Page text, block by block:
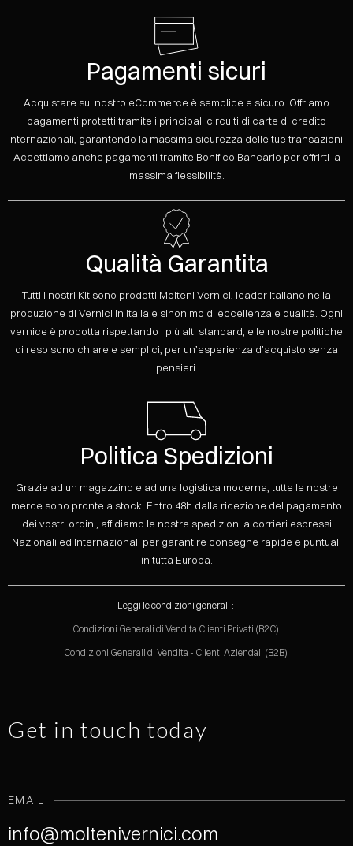
Pagamenti sicuri
Acquistare sul nostro eCommerce è semplice e sicuro. Offriamo
pagamenti protetti tramite i principali circuiti di carte di credito
internazionali, garantendo la massima sicurezza delle tue transazioni.
Accettiamo anche pagamenti tramite Bonifico Bancario per offrirti la
massima flessibilità.
Qualità Garantita
Tutti i nostri Kit sono prodotti Molteni Vernici, leader italiano nella
produzione di Vernici in Italia e sinonimo di eccellenza e qualità. Ogni
vernice è prodotta rispettando i più alti standard, e le nostre politiche
di reso sono chiare e semplici, per un’esperienza d’acquisto senza
pensieri.
Politica Spedizioni
Grazie ad un magazzino e ad una logistica moderna, tutte le nostre
merce sono pronte a stock. Entro 48h dalla ricezione del pagamento
dei vostri ordini, affidiamo le nostre spedizioni a corrieri espressi
Nazionali ed Internazionali per garantire consegne rapide e puntuali
in tutta Europa.
Leggi le condizioni generali :
Condizioni Generali di Vendita Clienti Privati (B2C)
Condizioni Generali di Vendita - Clienti Aziendali (B2B)
Get in touch today
EMAIL
info@moltenivernici.com